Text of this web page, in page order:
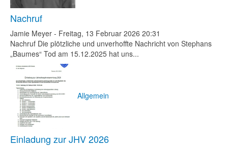
Nachruf
Jamie Meyer - Freitag, 13 Februar 2026 20:31
Nachruf Die plötzliche und unverhoffte Nachricht von Stephans
„Baumes“ Tod am 15.12.2025 hat uns...
Allgemein
Einladung zur JHV 2026